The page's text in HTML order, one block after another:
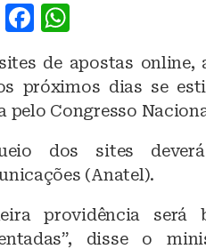
X
F
c
e
o
o
k
at
s
A
p
p
de apostas
próximos dias se
pelo Congresso
dos sites
(Anatel).
providência
disse o